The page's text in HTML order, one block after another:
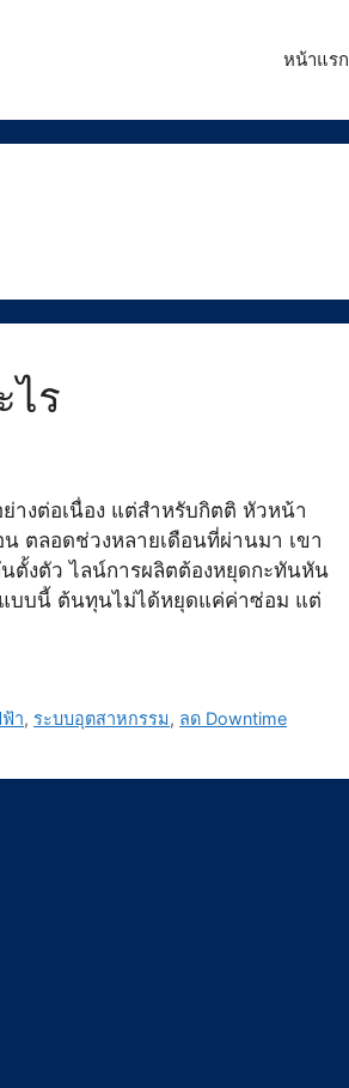
หน้าแรก
ไร
างต่อเนื่อง แต่สำหรับกิตติ หัวหน้า
ตลอดช่วงหลายเดือนที่ผ่านมา เขา
ตั้งตัว ไลน์การผลิตต้องหยุดกะทันหัน
แบบนี้ ต้นทุนไม่ได้หยุดแค่ค่าซ่อม แต่
า,ระบบอุตสาหกรรม, ลด Downtime